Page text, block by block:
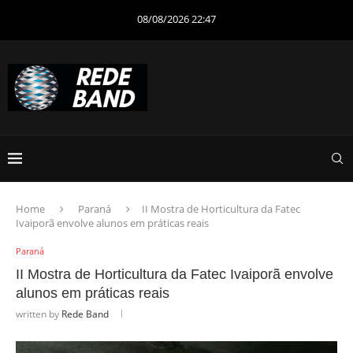
08/08/2026 22:47
Home Paraná
II Mostra de Horticultura da Fatec
Ivaiporã envolve alunos em práticas reais
Paraná
II Mostra de Horticultura da Fatec Ivaiporã envolve
alunos em práticas reais
written by Rede Band